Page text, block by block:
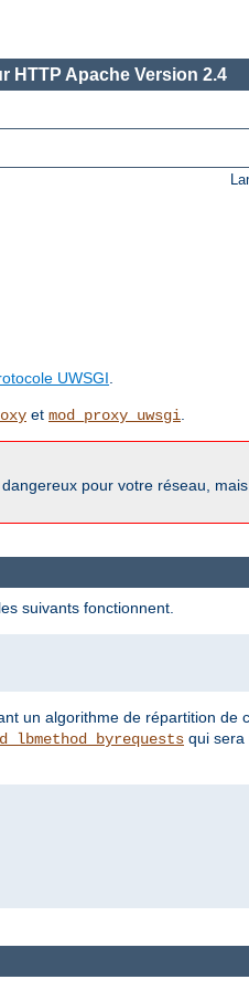
HTTP Apache Version 2.4
UWSGI.
et mod_proxy_uwsgi.
pour votre réseau,
suivants fonctionnent.
un algorithme de répartition de
qui sera